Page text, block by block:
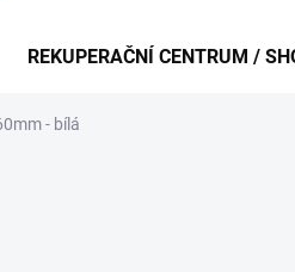
REKUPERAČNÍ CENTRUM /
- bílá